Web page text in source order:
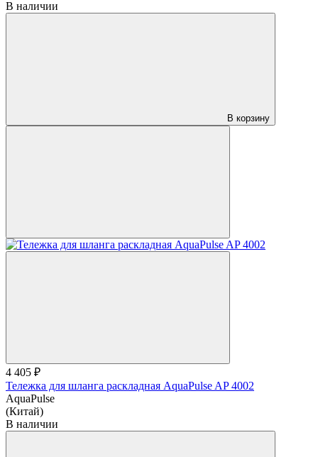
В наличии
В корзину
4 405 ₽
Тележка для шланга раскладная AquaPulse AP 4002
AquaPulse
(Китай)
В наличии